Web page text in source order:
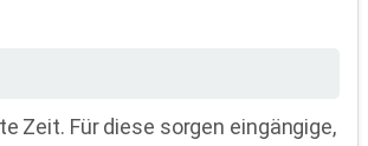
Zeit. Für diese sorgen eingängige,